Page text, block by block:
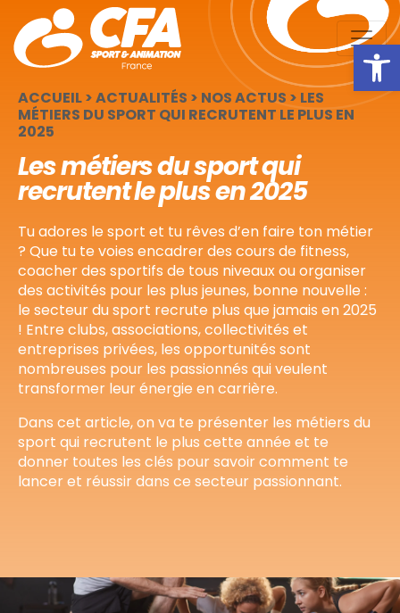
ACCUEIL>ACTUALITÉS > NOS ACTUS > LES
MÉTIERS DU SPORT QUI RECRUTENT LE PLUS EN
2025
Les métiers du sport qui
recrutent le plus en 2025
Tu adores le sport et tu rêves d’en faire ton métier
? Que tu te voies encadrer des cours de fitness,
coacher des sportifs de tous niveaux ou organiser
des activités pour les plus jeunes, bonne nouvelle :
le secteur du sport recrute plus que jamais en 2025
! Entre clubs, associations, collectivités et
entreprises privées, les opportunités sont
nombreuses pour les passionnés qui veulent
transformer leur énergie en carrière.
Dans cet article, on va te présenter les métiers du
sport qui recrutent le plus cette année et te
donner toutes les clés pour savoir comment te
lancer et réussir dans ce secteur passionnant.
Panneau de gestion des cookies